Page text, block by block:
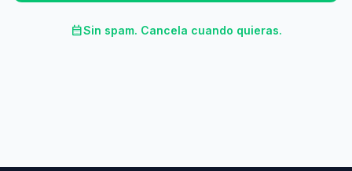
calendar_monthSin spam. Cancela cuando quieras.